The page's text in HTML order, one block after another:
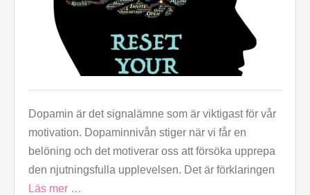
Dopamin är det signalämne som är viktigast för vår
motivation. Dopaminnivån stiger när vi får en
belöning och det motiverar oss att försöka upprepa
den njutningsfulla upplevelsen. Det är förklaringen
Läs mer …